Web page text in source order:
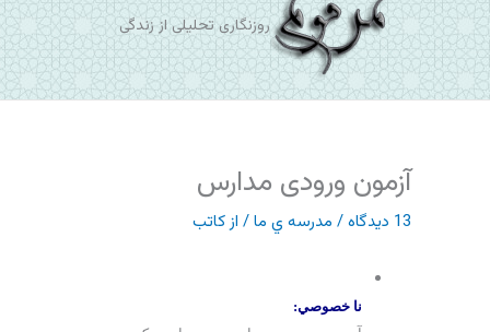
روزنگاری تحلیلی از زندگی
آزمون ورودی مدارس
13 دیدگاه / مدرسه ي ما/ ازکاتب
نا خصوصي: